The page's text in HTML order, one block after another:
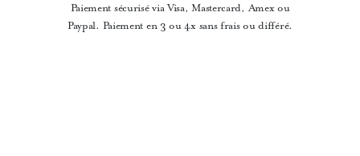
Paiement sécurisé via Visa, Mastercard, Amex ou
Paypal. Paiement en 3 ou 4x sans frais ou différé.